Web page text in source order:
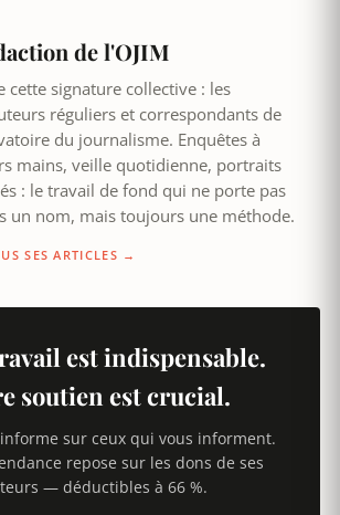
de l'OJIM
cette signature collective : les
réguliers et correspondants de
du journalisme. Enquêtes à
mains, veille quotidienne, portraits
: le travail de fond qui ne porte pas
un nom, mais toujours une méthode.
SES ARTICLES →
est indispensable.
soutien est crucial.
informe sur ceux qui vous informent.
repose sur les dons de ses
— déductibles à 66 %.